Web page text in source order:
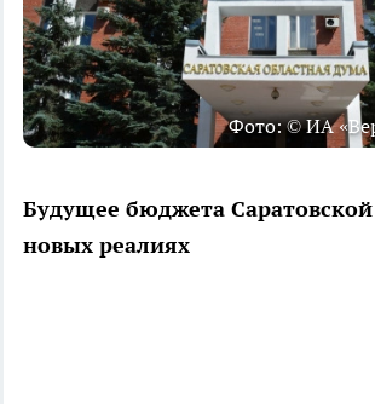
Фото: © ИА
Будущее бюджета Саратовской
новых реалиях